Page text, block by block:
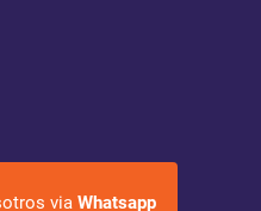
via Whatsapp